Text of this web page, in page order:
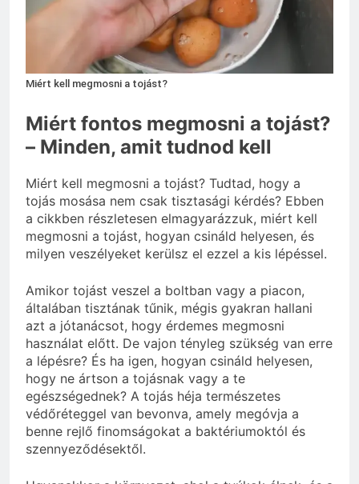
Mit hány fokon kell
mosni?
3 Nap Ezelőtt
Miért kell megmosni a tojást?
Miért fontos megmosni a tojást?
– Minden, amit tudnod kell
Miért kell megmosni a tojást? Tudtad, hogy a
tojás mosása nem csak tisztasági kérdés? Ebben
a cikkben részletesen elmagyarázzuk, miért kell
megmosni a tojást, hogyan csináld helyesen, és
milyen veszélyeket kerülsz el ezzel a kis lépéssel.
Amikor tojást veszel a boltban vagy a piacon,
általában tisztának tűnik, mégis gyakran hallani
azt a jótanácsot, hogy érdemes megmosni
használat előtt. De vajon tényleg szükség van erre
a lépésre? És ha igen, hogyan csináld helyesen,
hogy ne ártson a tojásnak vagy a te
egészségednek? A tojás héja természetes
védőréteggel van bevonva, amely megóvja a
benne rejlő finomságokat a baktériumoktól és
szennyeződésektől.